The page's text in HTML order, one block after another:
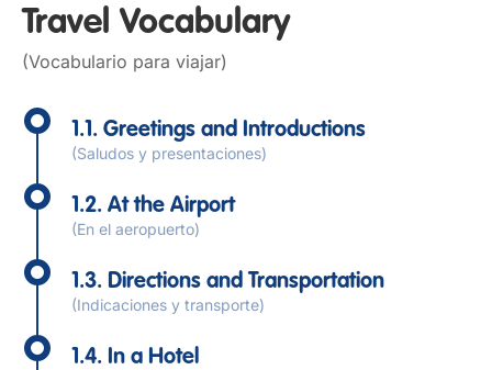
Travel Vocabulary
(Vocabulario para viajar)
1.1. Greetings and Introductions
(Saludos y presentaciones)
1.2. At the Airport
(En el aeropuerto)
1.3. Directions and Transportation
(Indicaciones y transporte)
1.4. In a Hotel